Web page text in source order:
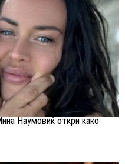
Наумовиќ откри како